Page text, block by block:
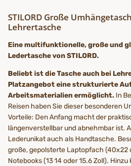
STILORD Große
Lehrertasche
Eine multifunktionelle, große und
Ledertasche von STILORD.
Beliebt ist die Tasche auch bei
Platzangebot eine strukturierte
Arbeitsmaterialien ermöglicht. In
Reisen haben Sie dieser besonderen
Vorteile: Den Anfang macht der
längenverstellbar und abnehmbar ist.
Lederunikat auch als Handtasche.
große, gepolsterte Laptopfach (40x22
Notebooks (13 14 oder 15.6 Zoll).